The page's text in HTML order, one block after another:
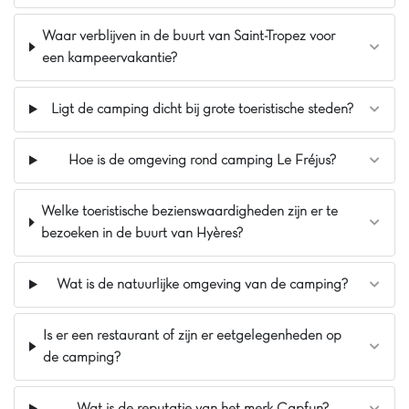
gezinsvriendelijk vakantieparkwaaralleen
voetgangerszijn toegestaan, geen auto's! Bij
aankomst kunt u uw auto uitladen vanaf
zwemparadijs,geopend van april tot september,
is een genot voor jong en oud.De zeeende
strandenliggen om de hoek van het
dat zeer weinig wordt gebruikt, dus u zult in zeer
zeldzame gevallen een vliegtuig horen. En
fietsliefhebbersloopt het fietspad Toulon-
Lavandou vlak langs het park!
Pluspunten
Op 20 minuten van het strand van Estagnol
Waar verblijven in de buurt van Saint-Tropez voor
een kampeervakantie?
Ligt de camping dicht bij grote toeristische steden?
Hoe is de omgeving rond camping Le Fréjus?
Welke toeristische bezienswaardigheden zijn er te
bezoeken in de buurt van Hyères?
Wat is de natuurlijke omgeving van de camping?
Is er een restaurant of zijn er eetgelegenheden op
de camping?